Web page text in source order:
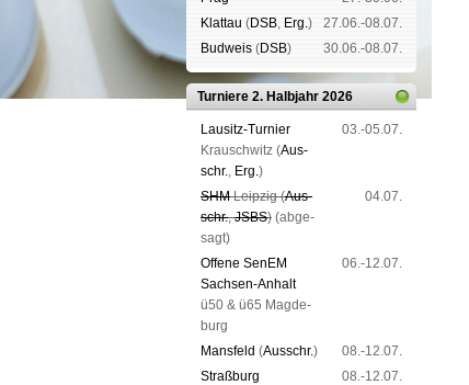
Klat­tau (DSB, Erg.)
27.06.-08.07.
Bud­weis (DSB) 30.06.-08.07.
Turniere 2. Halbjahr 2026
Lau­sitz-Tur­nier
Krausch­witz (Aus­
schr., Erg.)
03.-05.07.
SHMLeip­zig (Aus­
schr.,JSBS) (ab­ge­
sagt)
04.07.
Offene SenEM
Sach­sen-An­halt
ü50 & ü65 Mag­de­
burg
06.-12.07.
Mans­feld (Aus­schr.)
08.-12.07.
Straß­burg
08.-12.07.